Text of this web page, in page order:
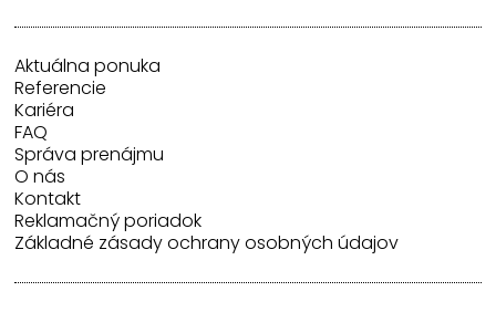
Aktuálna ponuka
Referencie
Kariéra
FAQ
Správa prenájmu
O nás
Kontakt
Reklamačný poriadok
Základné zásady ochrany osobných údajov